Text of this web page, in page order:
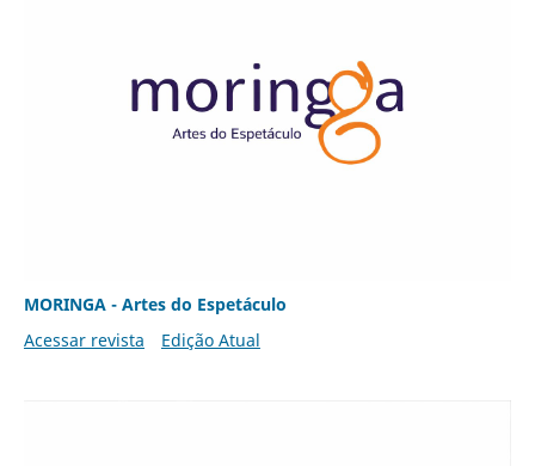
MORINGA - Artes do Espetáculo
Acessar revista
Edição Atual